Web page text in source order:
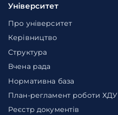
Університет
Про університет
Керівництво
Структура
Вчена рада
Нормативна база
План-регламент роботи ХДУ
Реєстр документів